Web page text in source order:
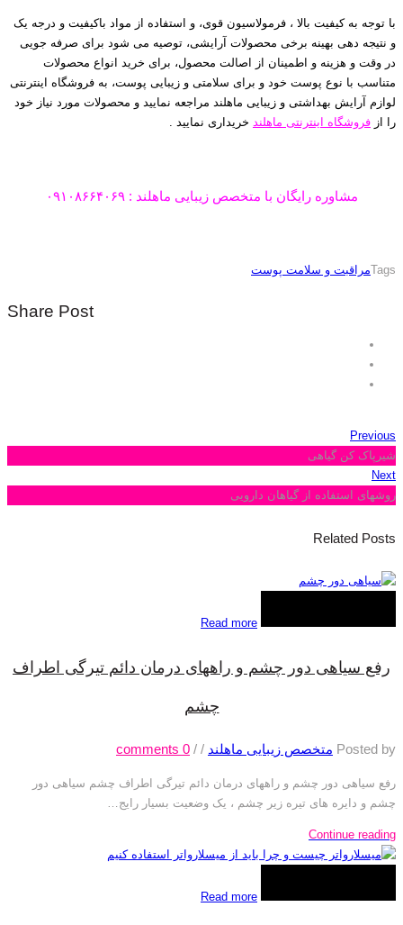
با توجه به کیفیت بالا ، فرمولاسیون قوی، و استفاده از مواد باکیفیت و درجه یک
و نتیجه دهی بهینه برخی محصولات آرایشی، توصیه می شود برای صرفه جویی
در وقت و هزینه و اطمینان از اصالت محصول، برای خرید انواع محصولات
متناسب با نوع پوست خود و برای سلامتی و زیبایی پوست‌، به فروشگاه اینترنتی
لوازم آرایش بهداشتی و زیبایی ماهلند مراجعه نمایید و محصولات مورد نیاز خود
را از فروشگاه اینترنتی ماهلند خریداری نمایید .
مشاوره رایگان با متخصص زیبایی ماهلند : ۰۹۱۰۸۶۶۴۰۶۹
Tagsمراقبت و سلامت پوست
Share Post
Previous
شیرپاک کن گیاهی
Next
روشهای استفاده از گیاهان دارویی
Related Posts
Read more
رفع سیاهی دور چشم و راههای درمان دائم تیرگی اطراف
چشم
Posted by متخصص زیبایی ماهلند /
/
0
comments
رفع سیاهی دور چشم و راههای درمان دائم تیرگی اطراف چشم سیاهی دور
چشم و دایره های تیره زیر چشم ، یک وضعیت بسیار رایج…
Continue reading
Read more